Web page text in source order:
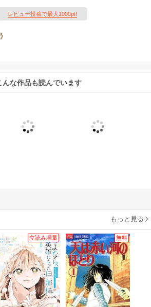
レビュー投稿で最大1000pt!
な作品も読んでいます
もっと見る
立読み増量 無料